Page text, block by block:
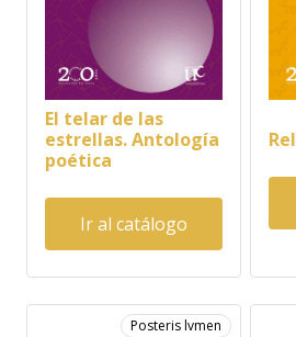
El telar de las
estrellas. Antología
poética
Ir al catálogo
Posteris lvmen